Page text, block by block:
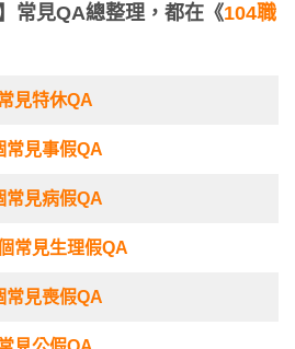
常見QA總整理，都在《104職
見特休QA
常見事假QA
常見病假QA
常見生理假QA
常見喪假QA